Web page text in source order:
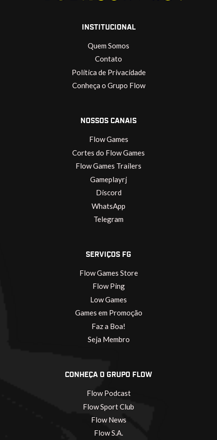
INSTITUCIONAL
Quem Somos
Contato
Política de Privacidade
Conheça o Grupo Flow
NOSSOS CANAIS
Flow Games
Cortes do Flow Games
Flow Games Trailers
Gameplayrj
Discord
WhatsApp
Telegram
SERVIÇOS FG
Flow Games Store
Flow Ping
Low Games
Games em Promoção
Faz a Boa!
Seja Membro
CONHEÇA O GRUPO FLOW
Flow Podcast
Flow Sport Club
Flow News
Flow S.A.